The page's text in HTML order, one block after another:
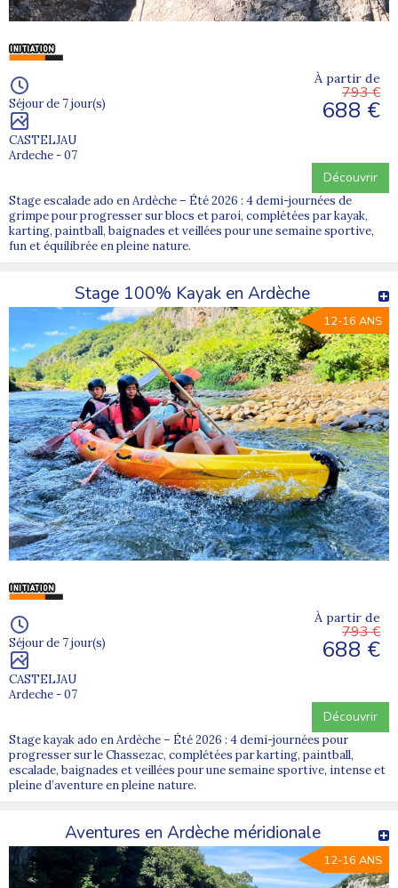
Séjour de 7 jour(s)
CASTELJAU
Ardeche - 07
À partir de
793 €
688 €
Découvrir
Stage escalade ado en Ardèche – Été 2026 : 4 demi-journées de
grimpe pour progresser sur blocs et paroi, complétées par kayak,
karting, paintball, baignades et veillées pour une semaine sportive,
fun et équilibrée en pleine nature.
Stage 100% Kayak en Ardèche
12-16 ANS
Séjour de 7 jour(s)
CASTELJAU
Ardeche - 07
À partir de
793 €
688 €
Découvrir
Stage kayak ado en Ardèche – Été 2026 : 4 demi-journées pour
progresser sur le Chassezac, complétées par karting, paintball,
escalade, baignades et veillées pour une semaine sportive, intense et
pleine d’aventure en pleine nature.
Aventures en Ardèche méridionale
12-16 ANS